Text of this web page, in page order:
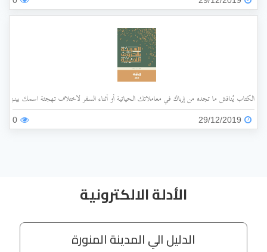
الكتاب يُناقش ما تجده من إرباك في معاملاتك الحياتية أو أثناء السفر لاختلاف تهجئة اسمك بينها
29/12/2019
0